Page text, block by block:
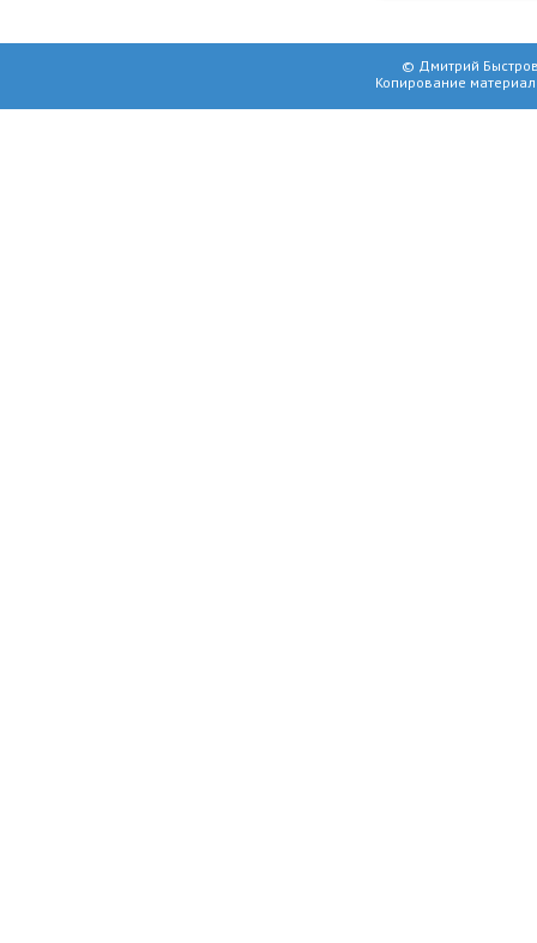
© Дмитрий
Копирование